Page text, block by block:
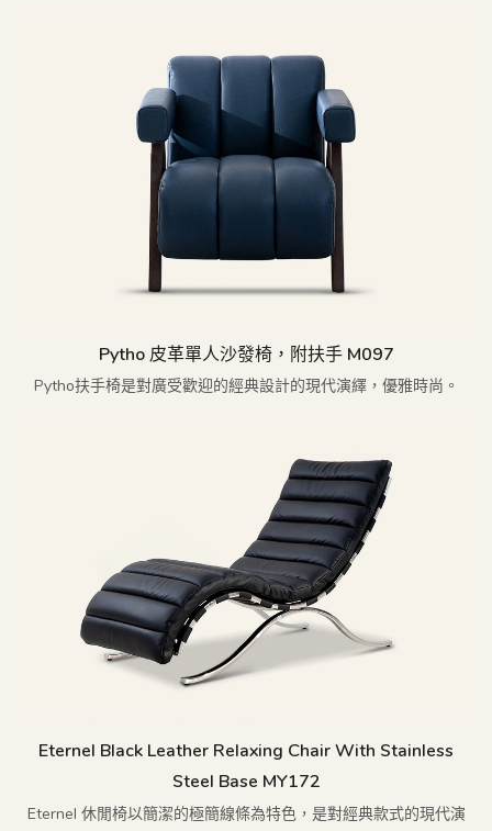
Pytho 皮革單人沙發椅，附扶手 M097
Pytho扶手椅是對廣受歡迎的經典設計的現代演繹，優雅時尚。
Eternel Black Leather Relaxing Chair With Stainless
Steel Base MY172
Eternel 休閒椅以簡潔的極簡線條為特色，是對經典款式的現代演